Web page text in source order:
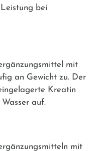
bei
mit
an Gewicht zu. Der
Kreatin
auf.
mit